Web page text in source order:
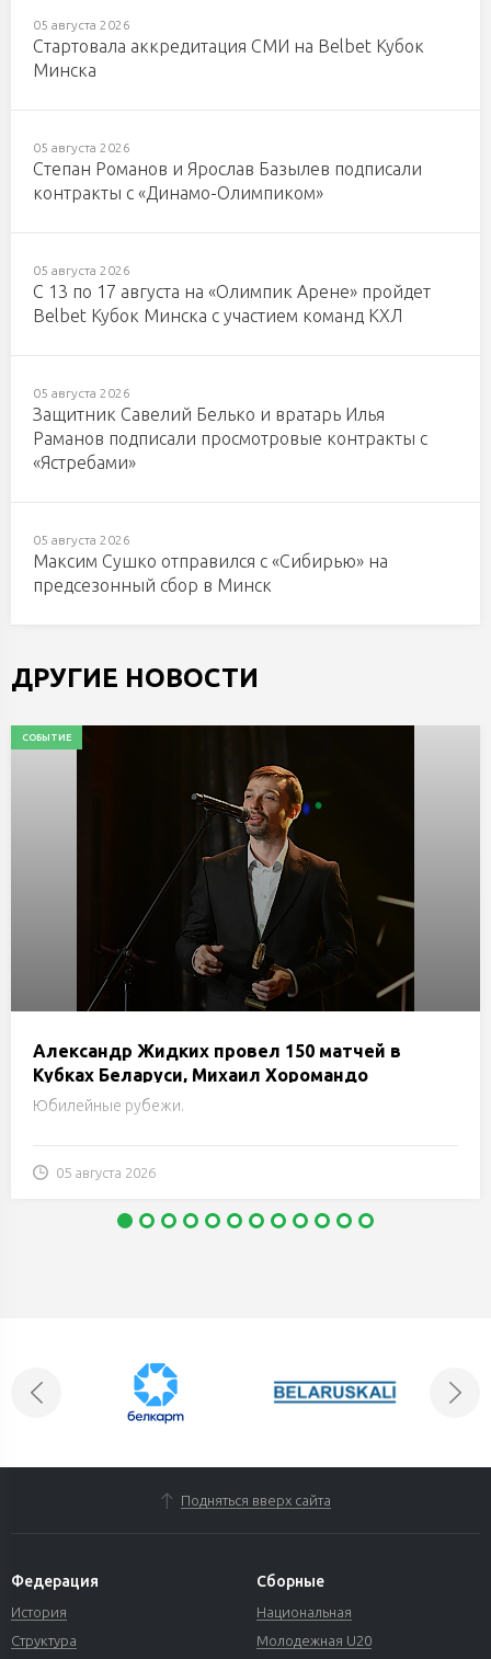
05 августа 2026
Стартовала аккредитация СМИ на Belbet Кубок
Минска
05 августа 2026
Степан Романов и Ярослав Базылев подписали
контракты с «Динамо-Олимпиком»
05 августа 2026
С 13 по 17 августа на «Олимпик Арене» пройдет
Belbet Кубок Минска с участием команд КХЛ
05 августа 2026
Защитник Савелий Белько и вратарь Илья
Раманов подписали просмотровые контракты с
«Ястребами»
05 августа 2026
Максим Сушко отправился с «Сибирью» на
предсезонный сбор в Минск
ДРУГИЕ НОВОСТИ
СОБЫТИЕ
Александр Жидких провел 150 матчей в
Кубках Беларуси, Михаил Хоромандо
добрался до отметки в 100 поединков
Юбилейные рубежи.
05 августа 2026
Подняться вверх сайта
Федерация
История
Структура
Сборные
Национальная
Молодежная U20